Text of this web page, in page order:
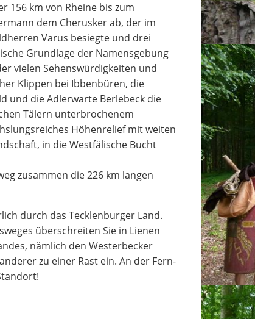
156 km von Rheine bis zum
dem Cherusker ab, der im
Varus besiegte und drei
Grundlage der Namensgebung
vielen Sehenswürdigkeiten und
Klippen bei Ibbenbüren, die
und die Adlerwarte Berlebeck die
Tälern unterbrochenem
Höhenrelief mit weiten
in die Westfälische Bucht
zusammen die 226 km langen
durch das Tecklenburger Land.
überschreiten Sie in Lienen
nämlich den Westerbecker
zu einer Rast ein. An der Fern-